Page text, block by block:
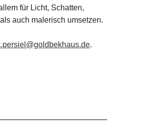
für Licht, Schatten,
auch malerisch umsetzen.
.